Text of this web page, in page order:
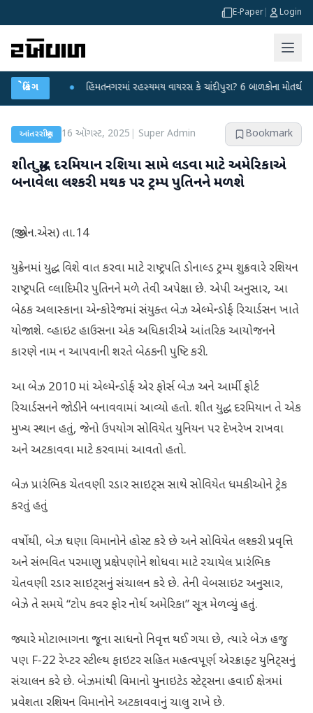
E-Paper Login
બ્રેકિંગ
● હિંમતનગરમાં રહસ્યમય વાયરસ કે ચાંદીપુરા? 6 બાળકોના મોતથી ફફડાટ ●
આંતરરાષ્ટ્રીય 16 ઑગસ્ટ, 2025 Super Admin Bookmark
શીત યુદ્ધ દરમિયાન રશિયા સામે લડવા માટે અમેરિકાએ
બનાવેલા લશ્કરી મથક પર ટ્રમ્પ પુતિનને મળશે
(જી.એન.એસ) તા.14
યુક્રેનમાં યુદ્ધ વિશે વાત કરવા માટે રાષ્ટ્રપતિ ડોનાલ્ડ ટ્રમ્પ શુક્રવારે રશિયન
રાષ્ટ્રપતિ વ્લાદિમીર પુતિનને મળે તેવી અપેક્ષા છે. એપી અનુસાર, આ
બેઠક અલાસ્કાના એન્કોરેજમાં સંયુક્ત બેઝ એલ્મેન્ડોર્ફ રિચાર્ડસન ખાતે
યોજાશે. વ્હાઇટ હાઉસના એક અધિકારીએ આંતરિક આયોજનને
કારણે નામ ન આપવાની શરતે બેઠકની પુષ્ટિ કરી.
આ બેઝ 2010 માં એલ્મેન્ડોર્ફ એર ફોર્સ બેઝ અને આર્મી ફોર્ટ
રિચાર્ડસનને જોડીને બનાવવામાં આવ્યો હતો. શીત યુદ્ધ દરમિયાન તે એક
મુખ્ય સ્થાન હતું, જેનો ઉપયોગ સોવિયેત યુનિયન પર દેખરેખ રાખવા
અને અટકાવવા માટે કરવામાં આવતો હતો.
બેઝ પ્રારંભિક ચેતવણી રડાર સાઇટ્સ સાથે સોવિયેત ધમકીઓને ટ્રેક
કરતું હતું
વર્ષોથી, બેઝ ઘણા વિમાનોને હોસ્ટ કરે છે અને સોવિયેત લશ્કરી પ્રવૃત્તિ
અને સંભવિત પરમાણુ પ્રક્ષેપણોને શોધવા માટે રચાયેલ પ્રારંભિક
ચેતવણી રડાર સાઇટ્સનું સંચાલન કરે છે. તેની વેબસાઇટ અનુસાર,
બેઝે તે સમયે “ટોપ કવર ફોર નોર્થ અમેરિકા” સૂત્ર મેળવ્યું હતું.
જ્યારે મોટાભાગના જૂના સાધનો નિવૃત્ત થઈ ગયા છે, ત્યારે બેઝ હજુ
પણ F-22 રેપ્ટર સ્ટીલ્થ ફાઇટર સહિત મહત્વપૂર્ણ એરક્રાફ્ટ યુનિટ્સનું
સંચાલન કરે છે. બેઝમાંથી વિમાનો યુનાઇટેડ સ્ટેટ્સના હવાઈ ક્ષેત્રમાં
પ્રવેશતા રશિયન વિમાનોને અટકાવવાનું ચાલુ રાખે છે.